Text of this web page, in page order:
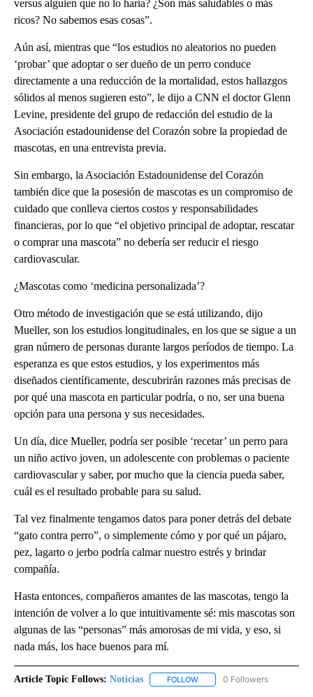
versus alguien que no lo haría? ¿Son más saludables o más
ricos? No sabemos esas cosas”.
Aún así, mientras que “los estudios no aleatorios no pueden
‘probar’ que adoptar o ser dueño de un perro conduce
directamente a una reducción de la mortalidad, estos hallazgos
sólidos al menos sugieren esto”, le dijo a CNN el doctor Glenn
Levine, presidente del grupo de redacción del estudio de la
Asociación estadounidense del Corazón sobre la propiedad de
mascotas, en una entrevista previa.
Sin embargo, la Asociación Estadounidense del Corazón
también dice que la posesión de mascotas es un compromiso de
cuidado que conlleva ciertos costos y responsabilidades
financieras, por lo que “el objetivo principal de adoptar, rescatar
o comprar una mascota” no debería ser reducir el riesgo
cardiovascular.
¿Mascotas como ‘medicina personalizada’?
Otro método de investigación que se está utilizando, dijo
Mueller, son los estudios longitudinales, en los que se sigue a un
gran número de personas durante largos períodos de tiempo. La
esperanza es que estos estudios, y los experimentos más
diseñados científicamente, descubrirán razones más precisas de
por qué una mascota en particular podría, o no, ser una buena
opción para una persona y sus necesidades.
Un día, dice Mueller, podría ser posible ‘recetar’ un perro para
un niño activo joven, un adolescente con problemas o paciente
cardiovascular y saber, por mucho que la ciencia pueda saber,
cuál es el resultado probable para su salud.
Tal vez finalmente tengamos datos para poner detrás del debate
“gato contra perro”, o simplemente cómo y por qué un pájaro,
pez, lagarto o jerbo podría calmar nuestro estrés y brindar
compañía.
Hasta entonces, compañeros amantes de las mascotas, tengo la
intención de volver a lo que intuitivamente sé: mis mascotas son
algunas de las “personas” más amorosas de mi vida, y eso, si
nada más, los hace buenos para mí.
Article Topic Follows: Noticias FOLLOW FOLLOW "NOTICIAS" TO
0 Followers